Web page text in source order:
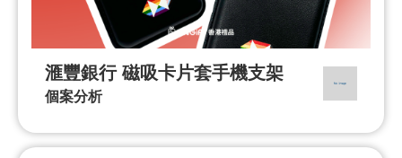
滙豐銀行 磁吸卡片套手機支架
個案分析